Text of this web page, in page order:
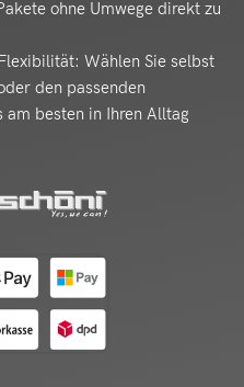
ohne Umwege direkt zu
Wählen Sie selbst
den passenden
am besten in Ihren Alltag